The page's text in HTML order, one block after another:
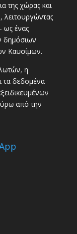
της χώρας και
λειτουργώντας
ως ένας
δημόσιων
Καυσίμων.
η
τα δεδομένα
από την